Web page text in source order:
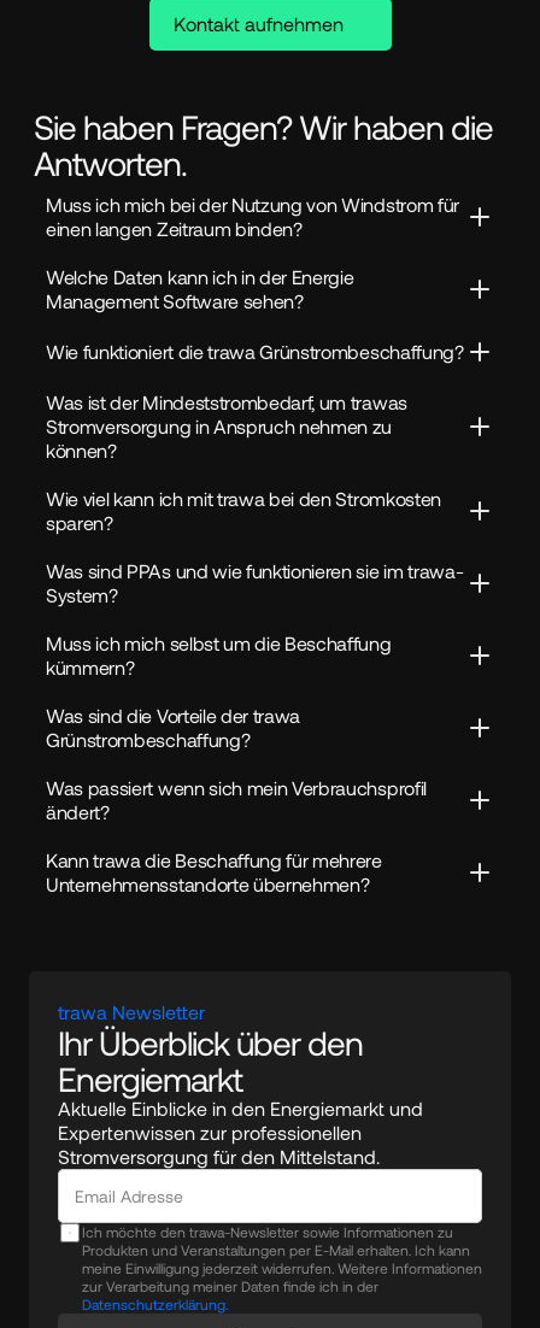
Kontakt aufnehmen
Sie haben Fragen? Wir haben die
Antworten.
Muss ich mich bei der Nutzung von Windstrom für
einen langen Zeitraum binden?
Welche Daten kann ich in der Energie
Management Software sehen?
Wie funktioniert die trawa Grünstrombeschaffung?
Was ist der Mindeststrombedarf, um trawas
Stromversorgung in Anspruch nehmen zu
können?
Wie viel kann ich mit trawa bei den Stromkosten
sparen?
Was sind PPAs und wie funktionieren sie im trawa-
System?
Muss ich mich selbst um die Beschaffung
kümmern?
Was sind die Vorteile der trawa
Grünstrombeschaffung?
Was passiert wenn sich mein Verbrauchsprofil
ändert?
Kann trawa die Beschaffung für mehrere
Unternehmensstandorte übernehmen?
trawa Newsletter
Ihr Überblick über den
Energiemarkt
Aktuelle Einblicke in den Energiemarkt und
Expertenwissen zur professionellen
Stromversorgung für den Mittelstand.
Ich möchte den trawa-Newsletter sowie Informationen zu
Produkten und Veranstaltungen per E-Mail erhalten. Ich kann
meine Einwilligung jederzeit widerrufen. Weitere Informationen
zur Verarbeitung meiner Daten finde ich in der
Datenschutzerklärung.